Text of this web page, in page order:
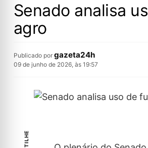
Senado analisa
agro
Publicado por gazeta24h
09 de junho de 2026, às 19:57